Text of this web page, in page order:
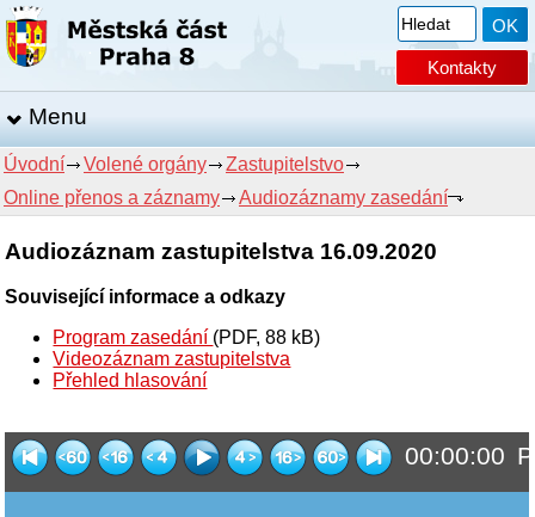
Kontakty
Menu
Úvodní Volené orgány
Zastupitelstvo
Online přenos a záznamy
Audiozáznamy zasedání
Audiozáznam zastupitelstva 16.09.2020
Související informace a odkazy
Program zasedání (PDF, 88 kB)
Videozáznam zastupitelstva
Přehled hlasování